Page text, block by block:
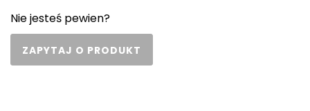
Nie jesteś pewien?
ZAPYTAJ O PRODUKT